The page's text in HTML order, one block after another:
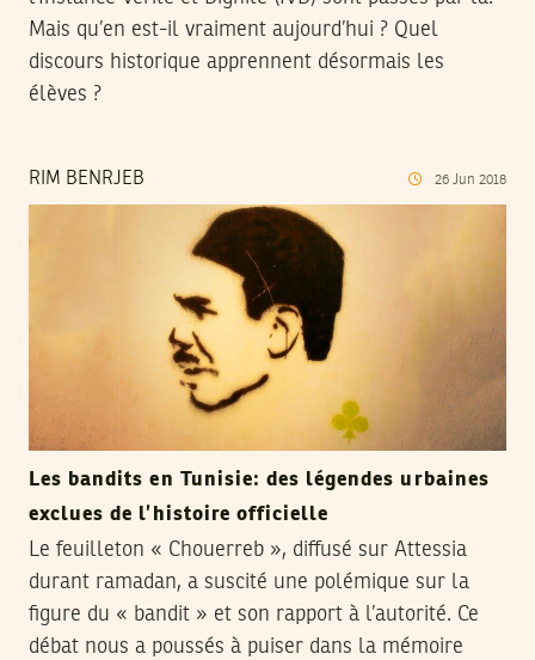
Mais qu’en est-il vraiment aujourd’hui ? Quel
discours historique apprennent désormais les
élèves ?
RIM BENRJEB 26 Jun 2018
Les bandits en Tunisie: des légendes urbaines
exclues de l’histoire officielle
Le feuilleton « Chouerreb », diffusé sur Attessia
durant ramadan, a suscité une polémique sur la
figure du « bandit » et son rapport à l’autorité. Ce
débat nous a poussés à puiser dans la mémoire